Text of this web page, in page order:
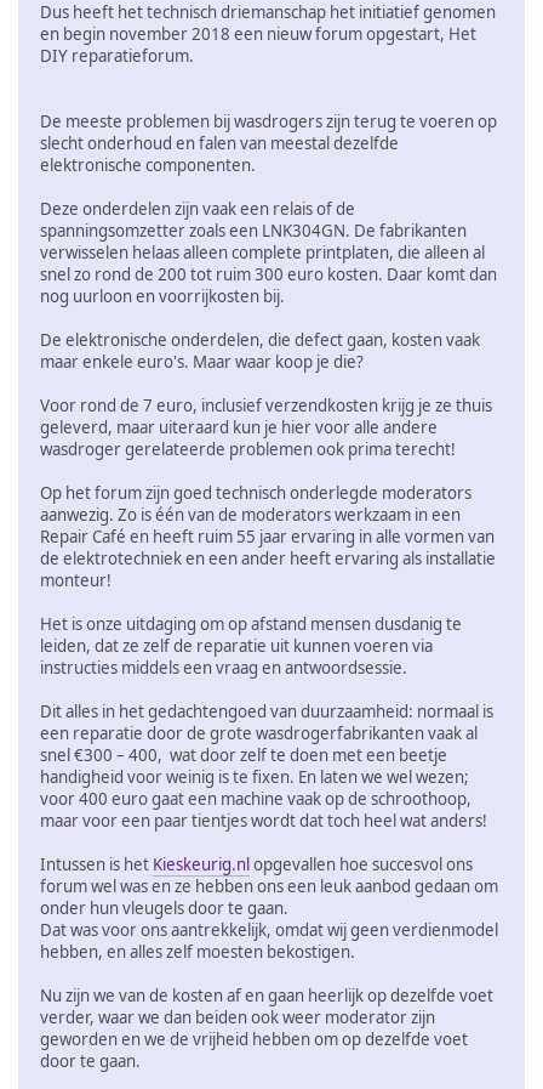
Dus heeft het technisch driemanschap het initiatief genomen
en begin november 2018 een nieuw forum opgestart, Het
DIY reparatieforum.
De meeste problemen bij wasdrogers zijn terug te voeren op
slecht onderhoud en falen van meestal dezelfde
elektronische componenten.
Deze onderdelen zijn vaak een relais of de
spanningsomzetter zoals een LNK304GN. De fabrikanten
verwisselen helaas alleen complete printplaten, die alleen al
snel zo rond de 200 tot ruim 300 euro kosten. Daar komt dan
nog uurloon en voorrijkosten bij.
De elektronische onderdelen, die defect gaan, kosten vaak
maar enkele euro's. Maar waar koop je die?
Voor rond de 7 euro, inclusief verzendkosten krijg je ze thuis
geleverd, maar uiteraard kun je hier voor alle andere
wasdroger gerelateerde problemen ook prima terecht!
Op het forum zijn goed technisch onderlegde moderators
aanwezig. Zo is één van de moderators werkzaam in een
Repair Café en heeft ruim 55 jaar ervaring in alle vormen van
de elektrotechniek en een ander heeft ervaring als installatie
monteur!
Het is onze uitdaging om op afstand mensen dusdanig te
leiden, dat ze zelf de reparatie uit kunnen voeren via
instructies middels een vraag en antwoordsessie.
Dit alles in het gedachtengoed van duurzaamheid: normaal is
een reparatie door de grote wasdrogerfabrikanten vaak al
snel €300 – 400, wat door zelf te doen met een beetje
handigheid voor weinig is te fixen. En laten we wel wezen;
voor 400 euro gaat een machine vaak op de schroothoop,
maar voor een paar tientjes wordt dat toch heel wat anders!
Intussen is het Kieskeurig.nl opgevallen hoe succesvol ons
forum wel was en ze hebben ons een leuk aanbod gedaan om
onder hun vleugels door te gaan.
Dat was voor ons aantrekkelijk, omdat wij geen verdienmodel
hebben, en alles zelf moesten bekostigen.
Nu zijn we van de kosten af en gaan heerlijk op dezelfde voet
verder, waar we dan beiden ook weer moderator zijn
geworden en we de vrijheid hebben om op dezelfde voet
door te gaan.